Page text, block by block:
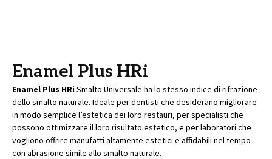
Enamel Plus HRi
Enamel Plus HRiSmalto Universale ha lo stesso indice di rifrazione
dello smalto naturale. Ideale per dentisti che desiderano migliorare
in modo semplice l’estetica dei loro restauri, per specialisti che
possono ottimizzare il loro risultato estetico, e per laboratori che
vogliono offrire manufatti altamente estetici e affidabili nel tempo
con abrasione simile allo smalto naturale.